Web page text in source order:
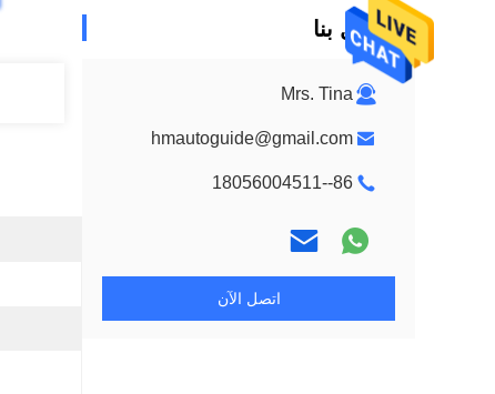
اتصل بنا
Mrs. Tina
hmautoguide@gmail.com
86--18056004511
اتصل الآن